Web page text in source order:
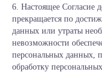
6. Настоящее Согласие
прекращается по
данных или утраты
невозможности
персональных данных,
обработку